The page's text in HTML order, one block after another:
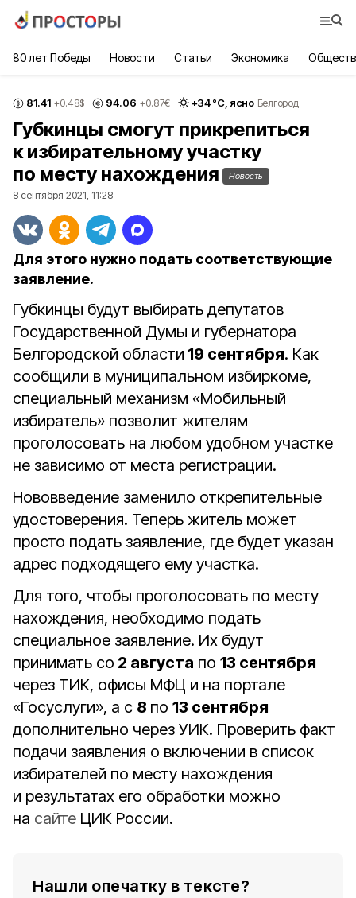
80 лет Победы Новости Статьи Экономика
81.41 +0.48$ 94.06 +0.87€ +34°С, ясно Белгород
Губкинцы смогут прикрепиться
к избирательному участку
по месту нахождения
Новость
8 сентября 2021, 11:28
Для этого нужно подать соответствующие
заявление.
Губкинцы будут выбирать депутатов
Государственной Думы и губернатора
Белгородской области 19 сентября. Как
сообщили в муниципальном избиркоме,
специальный механизм «Мобильный
избиратель» позволит жителям
проголосовать на любом удобном участке
не зависимо от места регистрации.
Нововведение заменило открепительные
удостоверения. Теперь житель может
просто подать заявление, где будет указан
адрес подходящего ему участка.
Для того, чтобы проголосовать по месту
нахождения, необходимо подать
специальное заявление. Их будут
принимать со 2 августа по 13 сентября
через ТИК, офисы МФЦ и на портале
«Госуслуги», а с 8 по 13 сентября
дополнительно через УИК. Проверить факт
подачи заявления о включении в список
избирателей по месту нахождения
и результатах его обработки можно
на сайте ЦИК России.
Нашли опечатку в тексте?